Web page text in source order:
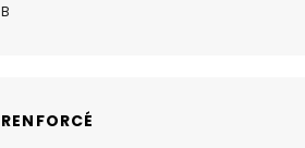
B
RENFORCÉ